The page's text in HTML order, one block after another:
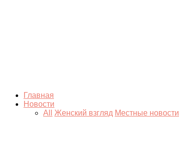
Главная
Новости
All
Женский взгляд Местные новости